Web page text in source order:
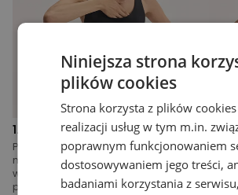
1. Pozycja miseczek
Pochyl się do przodu i ułóż piersi w
miseczkach tak, aby całkowicie
wypełniały ich wnętrze. Pas dolny
powinien stabilnie przylegać pod
2.
Niniejsza strona
plików cookies
Strona korzysta z plików
realizacji usług w tym m.in.
poprawnym funkcjonowaniem
dostosowywaniem jego treści,
badaniami korzystania z